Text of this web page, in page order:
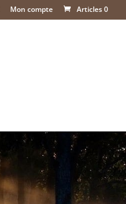
Mon compte Articles 0